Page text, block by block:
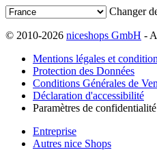
Changer
© 2010-2026 niceshops GmbH -
Mentions légales et
Protection des Données
Conditions Générales de
Déclaration d'accessibilité
Paramètres de confidentialité
Entreprise
Autres nice Shops